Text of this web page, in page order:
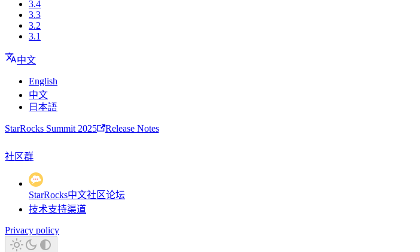
3.4
3.3
3.2
3.1
中文
English
中文
日本語
StarRocks Summit 2025 Release Notes
社区群
StarRocks中文社区论坛
技术支持渠道
Privacy policy